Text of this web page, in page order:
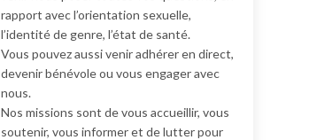
rapport avec l’orientation sexuelle,
l’identité de genre, l’état de santé.
Vous pouvez aussi venir adhérer en direct,
devenir bénévole ou vous engager avec
nous.
Nos missions sont de vous accueillir, vous
soutenir, vous informer et de lutter pour